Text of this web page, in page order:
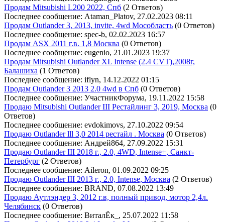
Продам Mitsubishi L200 2022, Спб (2 Ответов)
Последнее сообщение: Ataman_Platov, 27.02.2023 08:11
Продам Outlander 3, 2013, invite, 4wd Мособласть (0 Ответов)
Последнее сообщение: spec-b, 02.02.2023 16:57
Продам ASX 2011 г.в. 1,8 Москва (0 Ответов)
Последнее сообщение: eugenio, 21.01.2023 19:37
Продам Mitsubishi Outlander XL Intense (2.4 CVT),2008г,
Балашиха (1 Ответов)
Последнее сообщение: iflyn, 14.12.2022 01:15
Продам Outlander 3 2013 2.0 4wd в Спб (0 Ответов)
Последнее сообщение: УчастникФорума, 19.11.2022 15:58
Продаю Mitsubishi Outlander III Рестайлинг 3, 2019, Москва (0
Ответов)
Последнее сообщение: evdokimovs, 27.10.2022 09:54
Продаю Outlander lll 3,0 2014 рестайл . Москва (0 Ответов)
Последнее сообщение: Андрей864, 27.09.2022 15:31
Продаю Outlander III 2018 г., 2.0, 4WD, Intense+, Санкт-
Петербург (2 Ответов)
Последнее сообщение: Aileron, 01.09.2022 09:25
Продаю Outlander III 2013 г., 2.0, Intense, Москва (2 Ответов)
Последнее сообщение: BRAND, 07.08.2022 13:49
Продаю Аутлэндер 3, 2012 г.в, полный привод, мотор 2,4л.
Челябинск (0 Ответов)
Последнее сообщение: ВиталЁк_, 25.07.2022 11:58